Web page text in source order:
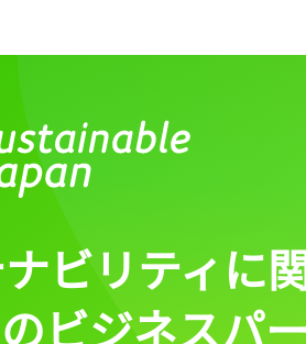
をお気に入りに
ログインが必
ログイン
ビリティに
ビジネスパ